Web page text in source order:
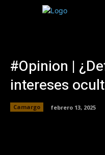
#Opinion |
intereses
Camargo febrero 13, 2025